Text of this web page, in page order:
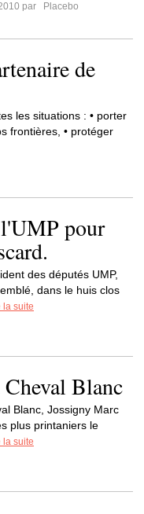
par
Placebo
de
les situations : • porter
frontières, • protéger
pour
des députés UMP,
dans le huis clos
la suite
Cheval Blanc
Blanc, Jossigny Marc
plus printaniers le
la suite